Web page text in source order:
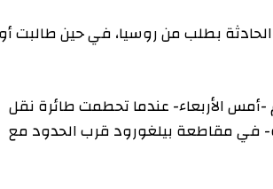
بطلب من روسيا، في حين طالبت أوكرانيا
حتفهم -أمس الأربعاء- عندما تحطمت طائرة نقل
مقاطعة بيلغورود قرب الحدود مع